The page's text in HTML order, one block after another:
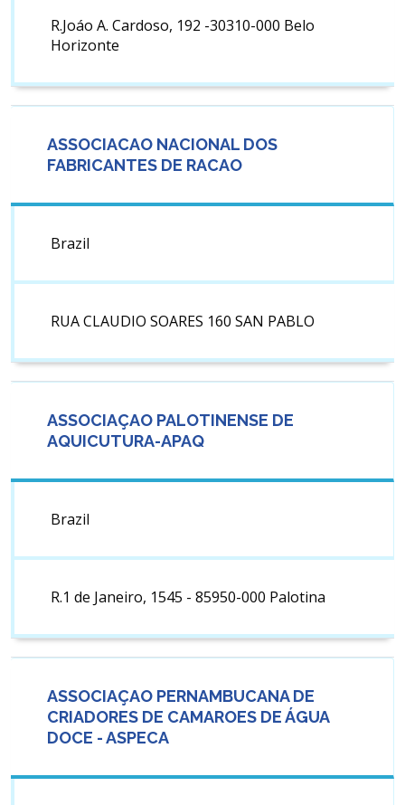
R.Joáo A. Cardoso, 192 -30310-000 Belo
Horizonte
ASSOCIACAO NACIONAL DOS
FABRICANTES DE RACAO
Brazil
RUA CLAUDIO SOARES 160 SAN PABLO
ASSOCIAÇAO PALOTINENSE DE
AQUICUTURA-APAQ
Brazil
R.1 de Janeiro, 1545 - 85950-000 Palotina
ASSOCIAÇAO PERNAMBUCANA DE
CRIADORES DE CAMAROES DE ÁGUA
DOCE - ASPECA